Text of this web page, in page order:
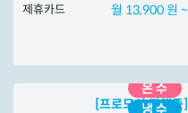
제휴카드 월 13,900 원 ~
[프로모션 진행중]